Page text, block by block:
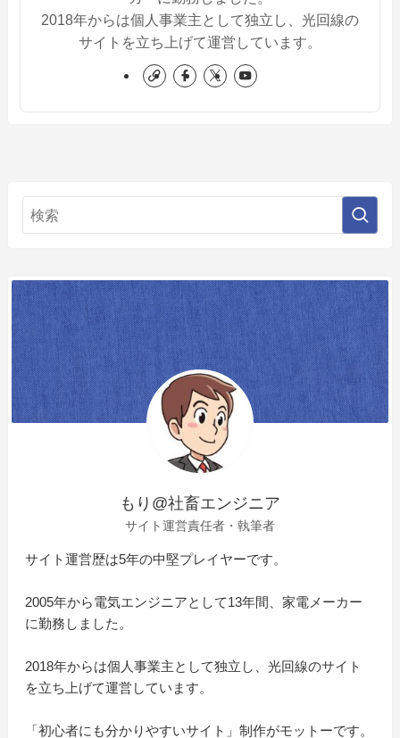
2018年からは個人事業主として独立し、光回線の
サイトを立ち上げて運営しています。
もり@社畜エンジニア
サイト運営責任者・執筆者
サイト運営歴は5年の中堅プレイヤーです。
2005年から電気エンジニアとして13年間、家電メーカー
に勤務しました。
2018年からは個人事業主として独立し、光回線のサイト
を立ち上げて運営しています。
「初心者にも分かりやすいサイト」制作がモットーです。